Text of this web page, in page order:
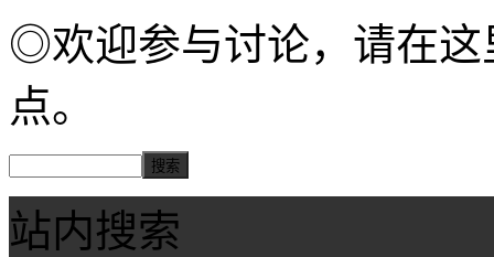
◎欢迎参与讨论，请在这
点。
站内搜索